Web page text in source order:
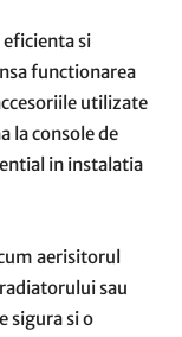
si
functionarea
utilizate
la console de
in instalatia
aerisitorul
sau
sigura si o